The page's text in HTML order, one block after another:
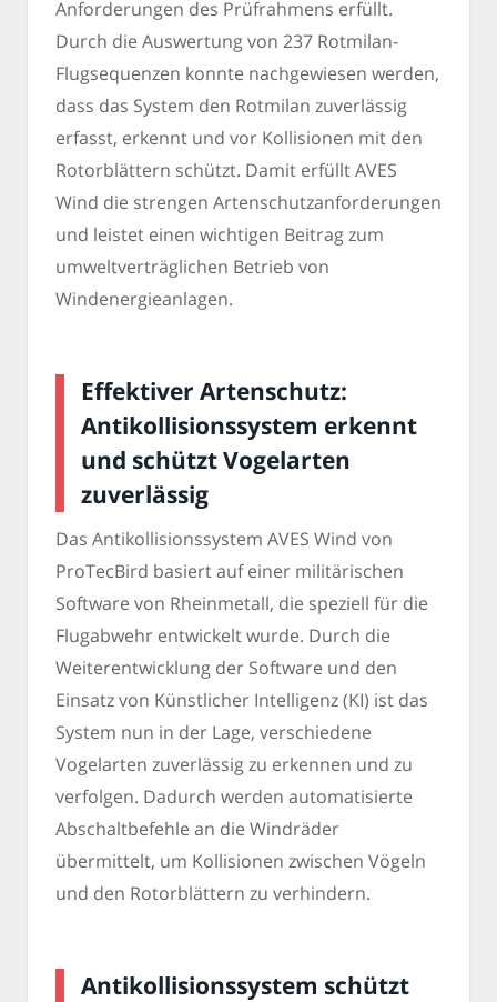
Anforderungen des Prüfrahmens erfüllt.
Durch die Auswertung von 237 Rotmilan-
Flugsequenzen konnte nachgewiesen werden,
dass das System den Rotmilan zuverlässig
erfasst, erkennt und vor Kollisionen mit den
Rotorblättern schützt. Damit erfüllt AVES
Wind die strengen Artenschutzanforderungen
und leistet einen wichtigen Beitrag zum
umweltverträglichen Betrieb von
Windenergieanlagen.
Effektiver Artenschutz:
Antikollisionssystem erkennt
und schützt Vogelarten
zuverlässig
Das Antikollisionssystem AVES Wind von
ProTecBird basiert auf einer militärischen
Software von Rheinmetall, die speziell für die
Flugabwehr entwickelt wurde. Durch die
Weiterentwicklung der Software und den
Einsatz von Künstlicher Intelligenz (KI) ist das
System nun in der Lage, verschiedene
Vogelarten zuverlässig zu erkennen und zu
verfolgen. Dadurch werden automatisierte
Abschaltbefehle an die Windräder
übermittelt, um Kollisionen zwischen Vögeln
und den Rotorblättern zu verhindern.
Antikollisionssystem schützt